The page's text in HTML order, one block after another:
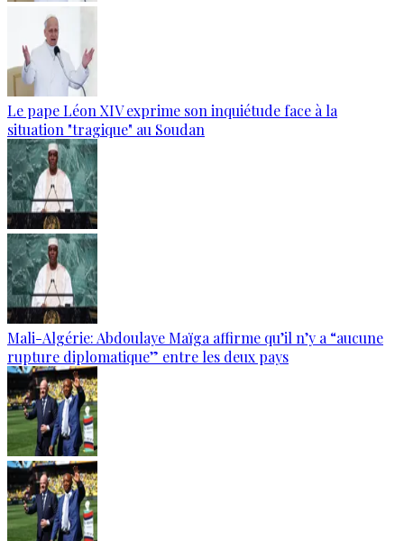
Le pape Léon XIV exprime son inquiétude face à la
situation "tragique" au Soudan
Mali-Algérie: Abdoulaye Maïga affirme qu’il n’y a “aucune
rupture diplomatique” entre les deux pays